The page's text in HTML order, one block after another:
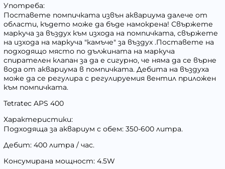
Употреба:
Поставете помпичката извън аквариума далече от
области, където може да бъде намокрена! Свържете
маркуча за въздух към изхода на помпичката, свържете
на изхода на маркуча "камъче" за въздух .Поставете на
подходящо място по дължината на маркуча
спирателен клапан за да е сигурно, че няма да се върне
вода от аквариума в помпичката. Дебита на въздуха
може да се регулира с регулируемия вентил приложен
към помпичката.
Tetratec APS 400
Характеристики:
Подходяща за аквариум с обем: 350-600 литра.
Дебит: 400 литра / час.
Консумирана мощност: 4.5W